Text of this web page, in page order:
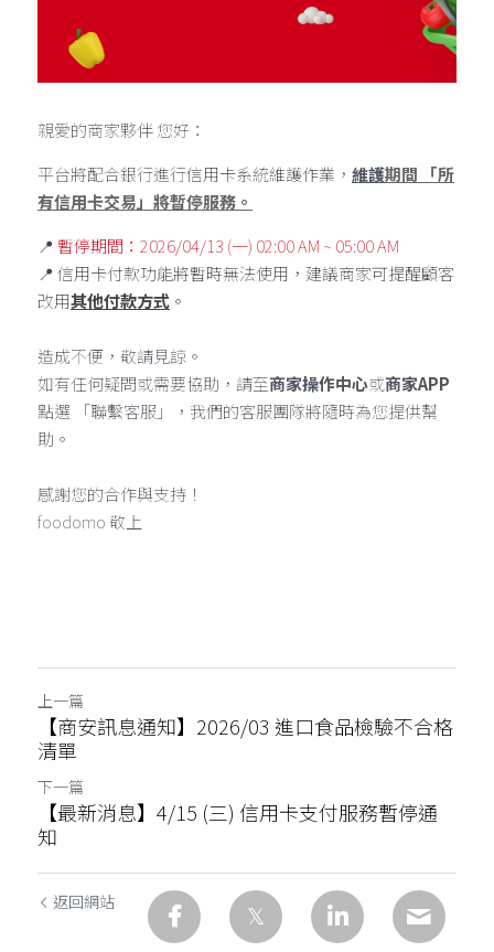
親愛的商家夥伴 您好：
平台將配合銀行進行信用卡系統維護作業 ， 維護期間 「所
有信用卡交易」將暫停服務。
📍 暫停期間：2026/04/13 (一) 02:00 AM ~ 05:00 AM
📍 信用卡付款功能將暫時無法使用，建議商家可提醒顧客
改用其他付款方式 。
造成不便，敬請見諒。
如有任何疑問或需要協助，請至商家操作中心或商家APP
點選 「聯繫客服」，我們的客服團隊將隨時為您提供幫
助。
感謝您的合作與支持！
foodomo 敬上
上一篇
【商安訊息通知】2026/03 進口食品檢驗不合格
清單
下一篇
【最新消息】4/15 (三) 信用卡支付服務暫停通
知
返回網站